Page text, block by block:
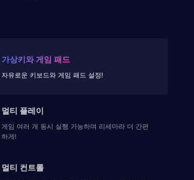
가상키와 게임 패드
자유로운 키보드와 게임 패드 설정!
멀티 플레이
게임 여러 개 동시 실행 가능하며 리세마라 더 간편
하게!
멀티 컨트롤